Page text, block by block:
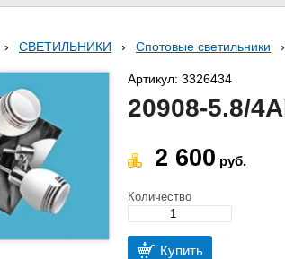
› СВЕТИЛЬНИКИ › Спотовые светильники ›
Артикул: 3326434
20908-5.8/
2 600 руб.
Количество
Купить